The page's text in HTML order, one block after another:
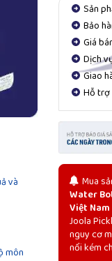
và
môn
Sản
Bảo
Giá
Dịch
Giao
Hỗ trợ
Mua
Water
Việt Nam
Joola
nguy cơ
nổi kém